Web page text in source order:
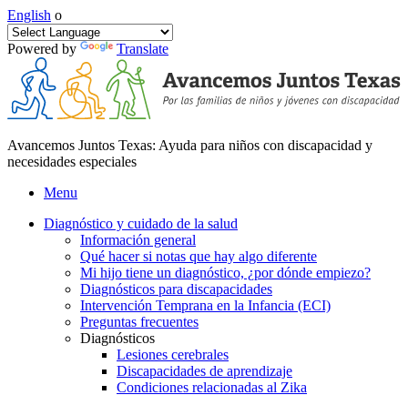
English o
Powered by Translate
Avancemos Juntos Texas: Ayuda para niños con discapacidad y
necesidades especiales
Menu
Diagnóstico y cuidado de la salud
Información general
Qué hacer si notas que hay algo diferente
Mi hijo tiene un diagnóstico, ¿por dónde empiezo?
Diagnósticos para discapacidades
Intervención Temprana en la Infancia (ECI)
Preguntas frecuentes
Diagnósticos
Lesiones cerebrales
Discapacidades de aprendizaje
Condiciones relacionadas al Zika